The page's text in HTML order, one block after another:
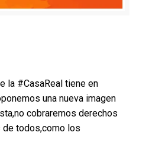
la #CasaReal tiene en
una nueva imagen
cobraremos derechos
todos,como los